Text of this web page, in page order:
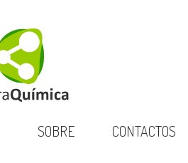
SOBRE CONTACTOS